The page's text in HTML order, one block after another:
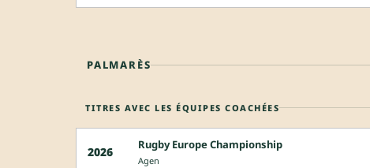
PALMARÈS
TITRES AVEC LES ÉQUIPES COACHÉES
2026 Rugby Europe Championship
Agen